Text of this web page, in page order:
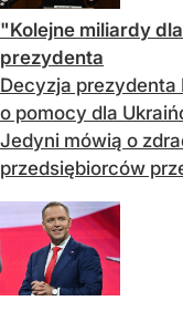
"Kolejne miliardy
prezydenta
Decyzja
o pomocy dla
Jedyni mówią o
przedsiębiorców